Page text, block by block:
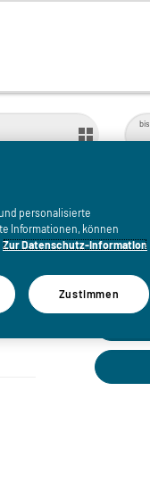
bis
personalisierte
Informationen, können
Zur Datenschutz-Information
Zustimmen